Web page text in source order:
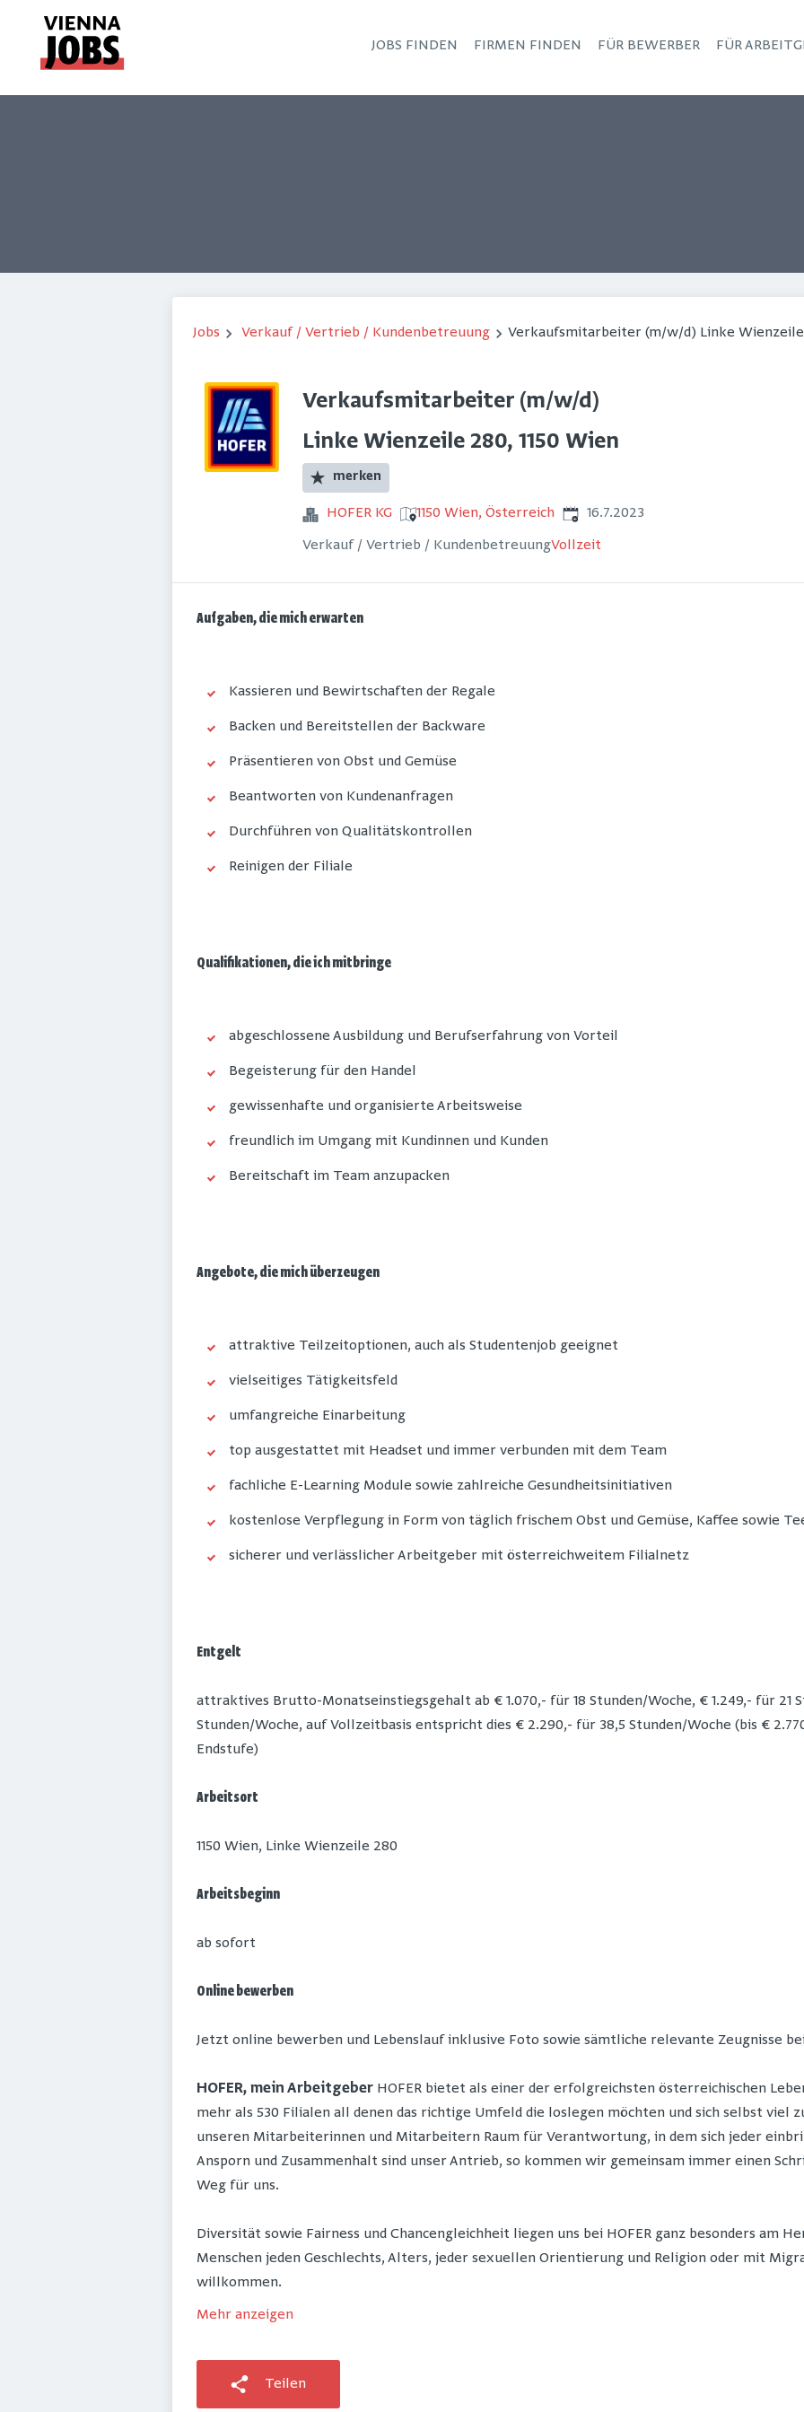
JOBS FINDEN FIRMEN FINDEN FÜR BEWERBER FÜR
Jobs Verkauf / Vertrieb / Kundenbetreuung Verkaufsmitarbeiter (m/w/d) Linke Wienzeile
Verkaufsmitarbeiter (m/w/d)
Linke Wienzeile 280, 1150 Wien
merken
HOFER KG 1150 Wien, Österreich Veröffentlicht
16.7.2023
Verkauf / Vertrieb / KundenbetreuungVollzeit
Aufgaben, die mich erwarten
Kassieren und Bewirtschaften der Regale
Backen und Bereitstellen der Backware
Präsentieren von Obst und Gemüse
Beantworten von Kundenanfragen
Durchführen von Qualitätskontrollen
Reinigen der Filiale
Qualifikationen, die ich mitbringe
abgeschlossene Ausbildung und Berufserfahrung von Vorteil
Begeisterung für den Handel
gewissenhafte und organisierte Arbeitsweise
freundlich im Umgang mit Kundinnen und Kunden
Bereitschaft im Team anzupacken
Angebote, die mich überzeugen
attraktive Teilzeitoptionen, auch als Studentenjob geeignet
vielseitiges Tätigkeitsfeld
umfangreiche Einarbeitung
top ausgestattet mit Headset und immer verbunden mit dem Team
fachliche E-Learning Module sowie zahlreiche Gesundheitsinitiativen
kostenlose Verpflegung in Form von täglich frischem Obst und Gemüse, Kaffee sowie
sicherer und verlässlicher Arbeitgeber mit österreichweitem Filialnetz
Entgelt
attraktives Brutto-Monatseinstiegsgehalt ab € 1.070,- für 18 Stunden/Woche, € 1.249,- für 21
Stunden/Woche, auf Vollzeitbasis entspricht dies € 2.290,- für 38,5 Stunden/Woche (bis €
Endstufe)
Arbeitsort
1150 Wien, Linke Wienzeile 280
Arbeitsbeginn
ab sofort
Online bewerben
Jetzt online bewerben und Lebenslauf inklusive Foto sowie sämtliche relevante Zeugnisse
HOFER, mein Arbeitgeber HOFER bietet als einer der erfolgreichsten österreichischen
mehr als 530 Filialen all denen das richtige Umfeld die loslegen möchten und sich selbst viel
unseren Mitarbeiterinnen und Mitarbeitern Raum für Verantwortung, in dem sich jeder
Ansporn und Zusammenhalt sind unser Antrieb, so kommen wir gemeinsam immer einen
Weg für uns.
Diversität sowie Fairness und Chancengleichheit liegen uns bei HOFER ganz besonders am
Menschen jeden Geschlechts, Alters, jeder sexuellen Orientierung und Religion oder mit
willkommen.
Mehr anzeigen
Teilen